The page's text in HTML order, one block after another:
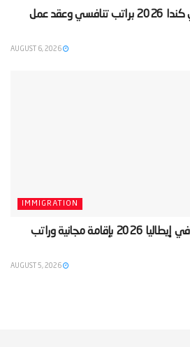
‫فرصة عمل سائق شاحنة في كندا 2026 براتب تنافسي وعقد عمل
IMMIGRATION
‫برنامج تطوع ممول بالكامل في إيطاليا 2026 بإقامة مجانية وراتب